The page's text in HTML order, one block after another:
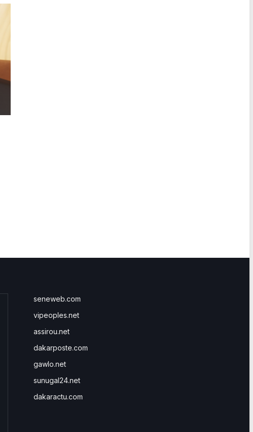
seneweb.com
vipeoples.net
assirou.net
dakarposte.com
gawlo.net
sunugal24.net
dakaractu.com